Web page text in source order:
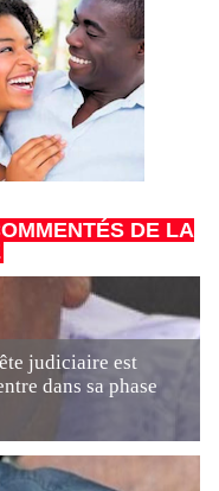
DE LA
judiciaire est
dans sa phase